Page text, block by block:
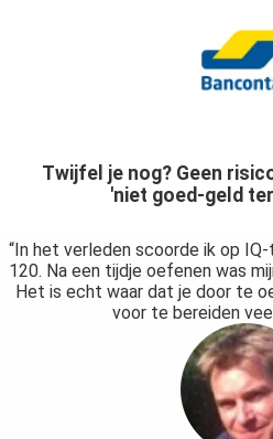
Twijfel je nog? Geen
'niet goed-geld
“In het verleden scoorde ik op
120. Na een tijdje oefenen was
Het is echt waar dat je door te
voor te bereiden